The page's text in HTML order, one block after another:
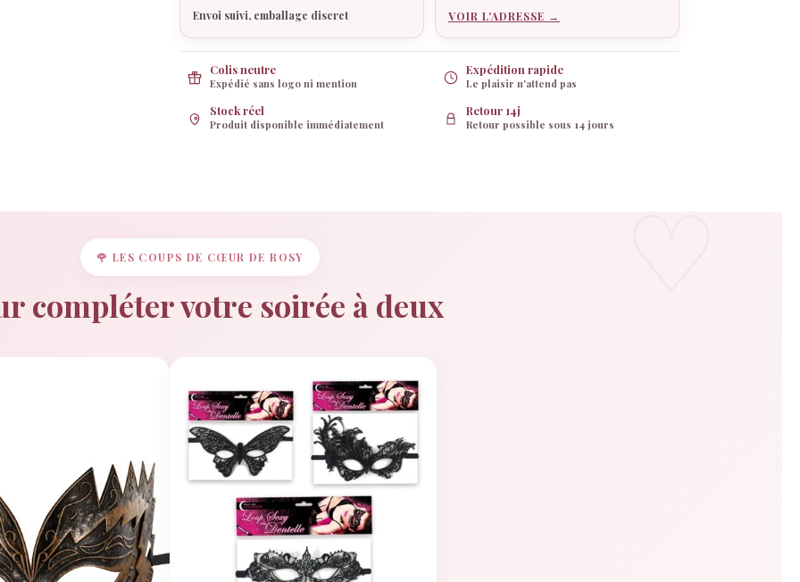
&
Mystère
Envoi suivi, emballage discret VOIR L'ADRESSE →
Colis neutre
Expédié sans logo ni mention
Expédition rapide
Le plaisir n'attend pas
Stock réel
Produit disponible immédiatement
Retour 14j
Retour possible sous 14 jours
🌹 LES COUPS DE CŒUR DE ROSY
compléter votre soirée à deux